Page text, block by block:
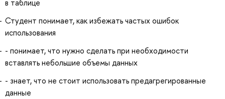
в таблице
Студент понимает, как избежать частых ошибок
использования
- понимает, что нужно сделать при необходимости
вставлять небольшие объемы данных
- знает, что не стоит использовать предагрегированные
данные